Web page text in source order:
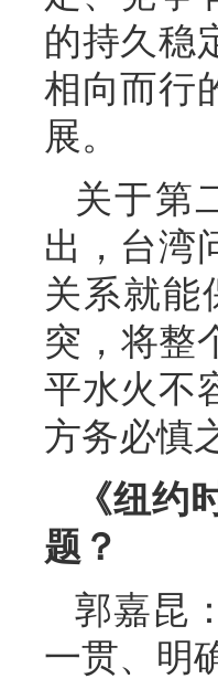
的持久稳
相向而行
展。
关于第
出，台湾
关系就能
突，将整
平水火不
方务必慎
《纽约
题？
郭嘉昆
一贯、明